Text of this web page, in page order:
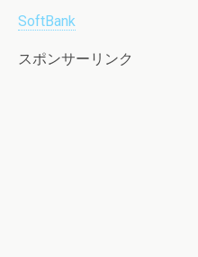
SoftBank
スポンサーリンク